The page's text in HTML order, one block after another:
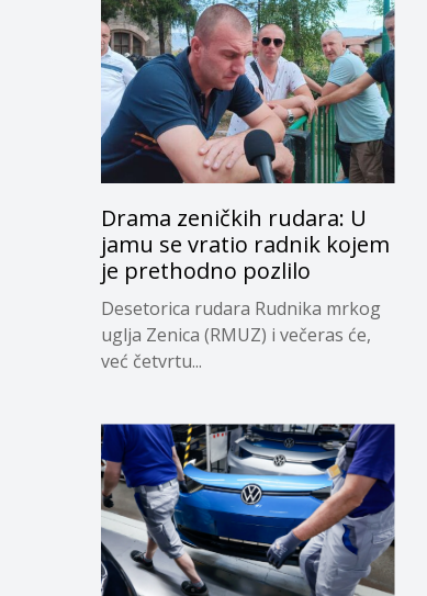
Drama zeničkih rudara: U
jamu se vratio radnik kojem
je prethodno pozlilo
Desetorica rudara Rudnika mrkog
uglja Zenica (RMUZ) i večeras će,
već četvrtu...